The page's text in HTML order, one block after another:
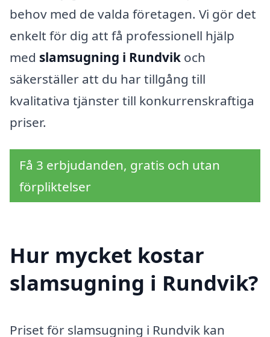
behov med de valda företagen. Vi gör det
enkelt för dig att få professionell hjälp
med slamsugning i Rundvik och
säkerställer att du har tillgång till
kvalitativa tjänster till konkurrenskraftiga
priser.
Få 3 erbjudanden, gratis och utan
förpliktelser
Hur mycket kostar
slamsugning i Rundvik?
Priset för slamsugning i Rundvik kan